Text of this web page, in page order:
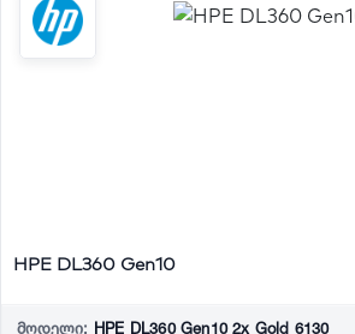
HPE DL360 Gen10
მოდელი: HPE DL360 Gen10 2x Gold 6130